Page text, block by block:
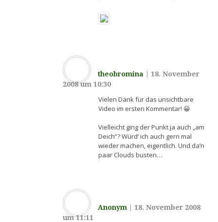
theobromina
18. November
2008 um 10:30
Vielen Dank für das unsichtbare
Video im ersten Kommentar! 😀
Vielleicht ging der Punkt ja auch „am
Deich“? Würd‘ ich auch gern mal
wieder machen, eigentlich. Und da’n
paar Clouds busten…
Anonym
18. November 2008
um 11:11